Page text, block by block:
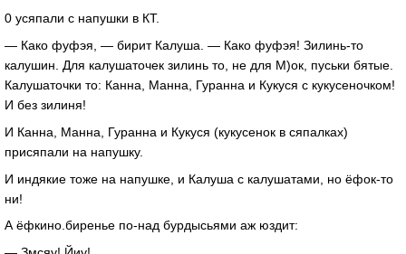
0 усяпали с напушки в КТ.
— Како фуфэя, — бирит Калуша. — Како фуфэя! Зилинь-то
калушин. Для калушаточек зилинь то, не для М)ок, пуськи бятые.
Калушаточки то: Канна, Манна, Гуранна и Кукуся с кукусеночком!
И без зилиня!
И Канна, Манна, Гуранна и Кукуся (кукусенок в сяпалках)
присяпали на напушку.
И индякие тоже на напушке, и Калуша с калушатами, но ёфок-то
ни!
А ёфкино.биренье по-над бурдысьями аж юздит: